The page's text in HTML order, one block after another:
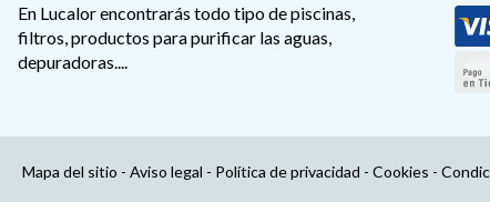
En Lucalor encontrarás todo tipo de piscinas,
filtros, productos para purificar las aguas,
depuradoras....
Mapa del sitio - Aviso legal - Política de privacidad - Cookies -